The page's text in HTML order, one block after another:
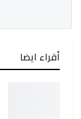
أقراء ايضا